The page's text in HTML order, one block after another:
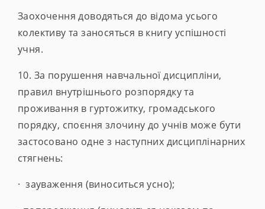
Заохочення доводяться до відома усього
колективу та заносяться в книгу успішності
учня.
10. За порушення навчальної дисципліни,
правил внутрішнього розпорядку та
проживання в гуртожитку, громадського
порядку, споєння злочину до учнів може бути
застосовано одне з наступних дисциплінарних
стягнень:
· зауваження (виноситься усно);